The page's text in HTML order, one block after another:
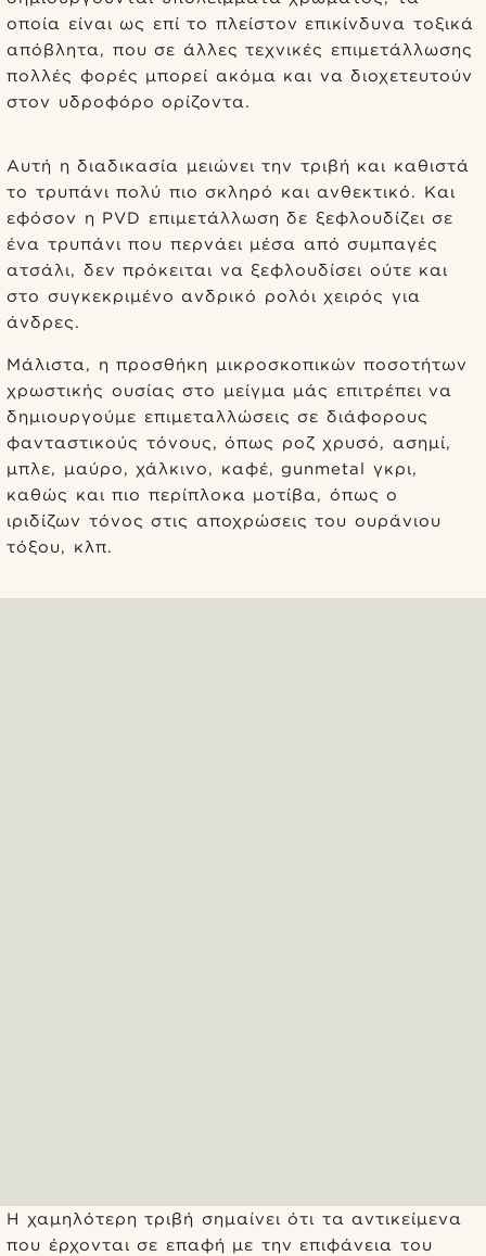
οποία είναι ως επί το πλείστον επικίνδυνα τοξικά
απόβλητα, που σε άλλες τεχνικές επιμετάλλωσης
πολλές φορές μπορεί ακόμα και να διοχετευτούν
στον υδροφόρο ορίζοντα.
Αυτή η διαδικασία μειώνει την τριβή και καθιστά
το τρυπάνι πολύ πιο σκληρό και ανθεκτικό. Και
εφόσον η PVD επιμετάλλωση δε ξεφλουδίζει σε
ένα τρυπάνι που περνάει μέσα από συμπαγές
ατσάλι, δεν πρόκειται να ξεφλουδίσει ούτε και
στο συγκεκριμένο ανδρικό ρολόι χειρός για
άνδρες.
Μάλιστα, η προσθήκη μικροσκοπικών ποσοτήτων
χρωστικής ουσίας στο μείγμα μάς επιτρέπει να
δημιουργούμε επιμεταλλώσεις σε διάφορους
φανταστικούς τόνους, όπως ροζ χρυσό, ασημί,
μπλε, μαύρο, χάλκινο, καφέ, gunmetal γκρι,
καθώς και πιο περίπλοκα μοτίβα, όπως ο
ιριδίζων τόνος στις αποχρώσεις του ουράνιου
τόξου, κλπ.
Η χαμηλότερη τριβή σημαίνει ότι τα αντικείμενα
που έρχονται σε επαφή με την επιφάνεια του